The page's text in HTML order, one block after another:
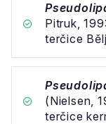
Pitruk,
terčice
(Nielsen,
terčice